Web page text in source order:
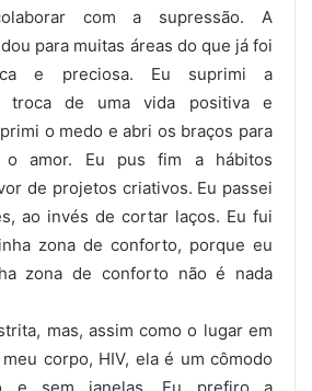
com a supressão. A
para muitas áreas do que já foi
e preciosa. Eu suprimi a
troca de uma vida positiva e
o medo e abri os braços para
o amor. Eu pus fim a hábitos
de projetos criativos. Eu passei
ao invés de cortar laços. Eu fui
zona de conforto, porque eu
zona de conforto não é nada
mas, assim como o lugar em
corpo, HIV, ela é um cômodo
e sem janelas. Eu prefiro a